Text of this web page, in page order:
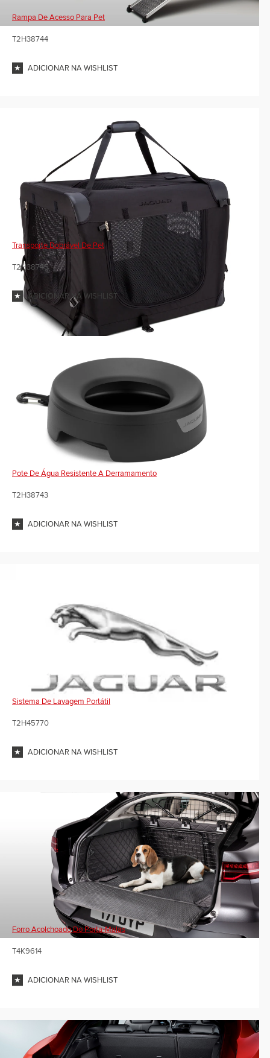
Rampa De Acesso Para Pet
T2H38744
ADICIONAR NA WISHLIST
Transporte Dobrável De Pet
T2H38745
ADICIONAR NA WISHLIST
Pote De Água Resistente A Derramamento
T2H38743
ADICIONAR NA WISHLIST
Sistema De Lavagem Portátil
T2H45770
ADICIONAR NA WISHLIST
Forro Acolchoado Do Porta-Malas
T4K9614
ADICIONAR NA WISHLIST